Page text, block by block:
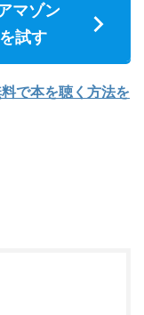
マゾン
試す
で本を聴く方法を